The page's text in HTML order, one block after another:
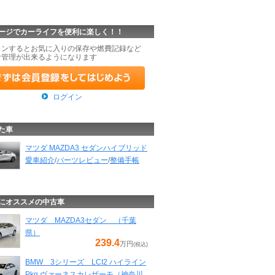
ジでカーライフを便利に楽しく！！
するとお気に入りの保存や燃費記録など
理が出来るようになります
ログイン
車
マツダ MAZDA3 セダンハイブリッド
愛車紹介/パーツレビュー/整備手帳
オススメの中古車
マツダ MAZDA3セダン （千葉
県）
239.4万円 (税込)
BMW 3シリーズ LCI2 ハイライン